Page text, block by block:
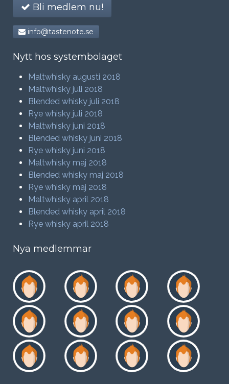
Bli medlem nu!
info@tastenote.se
Nytt hos systembolaget
Maltwhisky augusti 2018
Maltwhisky juli 2018
Blended whisky juli 2018
Rye whisky juli 2018
Maltwhisky juni 2018
Blended whisky juni 2018
Rye whisky juni 2018
Maltwhisky maj 2018
Blended whisky maj 2018
Rye whisky maj 2018
Maltwhisky april 2018
Blended whisky april 2018
Rye whisky april 2018
Nya medlemmar